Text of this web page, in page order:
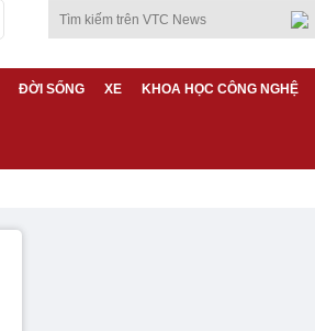
ĐỜI SỐNG XE KHOA HỌC CÔNG NGHỆ